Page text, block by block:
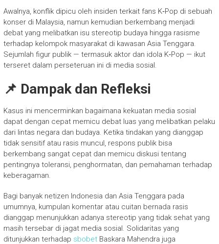
Awalnya, konflik dipicu oleh insiden terkait fans K‑Pop di sebuah
konser di Malaysia, namun kemudian berkembang menjadi
debat yang melibatkan isu stereotip budaya hingga rasisme
terhadap kelompok masyarakat di kawasan Asia Tenggara.
Sejumlah figur publik — termasuk aktor dan idola K‑Pop — ikut
terseret dalam perseteruan ini di media sosial.
📌 Dampak dan Refleksi
Kasus ini mencerminkan bagaimana kekuatan media sosial
dapat dengan cepat memicu debat luas yang melibatkan pelaku
dari lintas negara dan budaya. Ketika tindakan yang dianggap
tidak sensitif atau rasis muncul, respons publik bisa
berkembang sangat cepat dan memicu diskusi tentang
pentingnya toleransi, penghormatan, dan pemahaman terhadap
keberagaman.
Bagi banyak netizen Indonesia dan Asia Tenggara pada
umumnya, kumpulan komentar atau cuitan bernada rasis
dianggap menunjukkan adanya stereotip yang tidak sehat yang
masih tersebar di jagat media sosial. Solidaritas yang
ditunjukkan terhadap sbobetBaskara Mahendra juga